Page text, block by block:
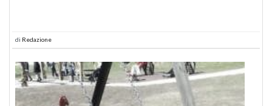
di Redazione